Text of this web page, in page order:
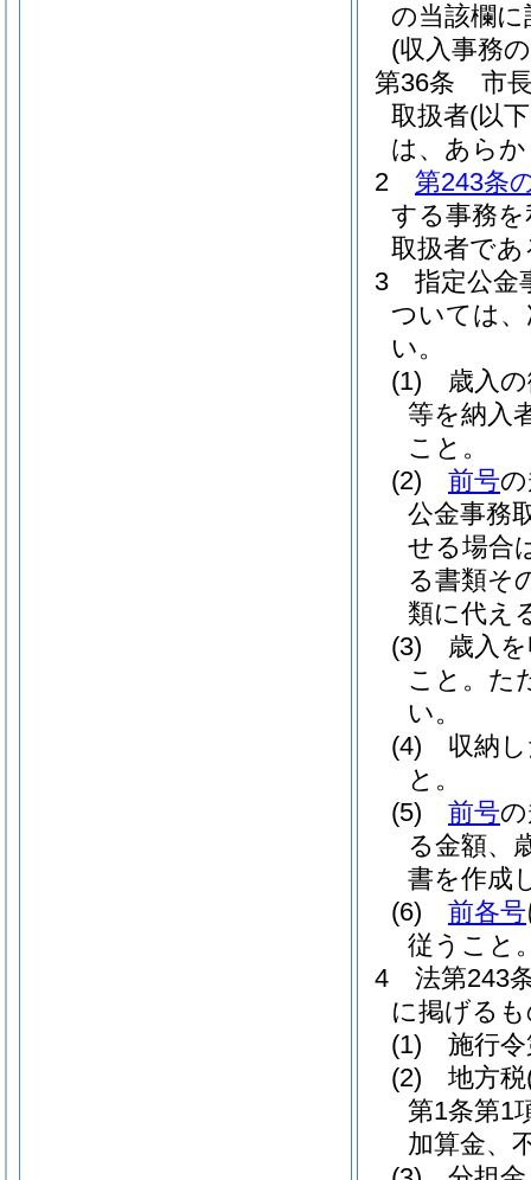
の当該欄
(収入事務
第36条
市
取扱者(以
は、あら
2
第243条
する事務
取扱者で
3
指定公金
ついては
い。
(1)
歳入
等を納入
こと。
(2)
前号
公金事務
せる場合
る書類そ
類に代え
(3)
歳入
こと。 た
い。
(4)
収納
と。
(5)
前号
る金額、
書を作成
(6)
前各号
従うこと
4
法第243
に掲げる
(1)
施行
(2)
地方税
第1条第1
加算金、